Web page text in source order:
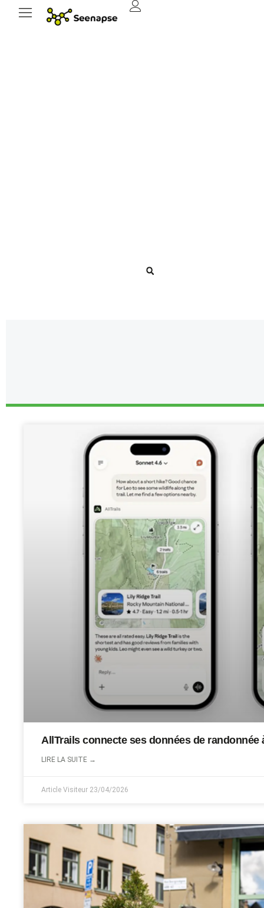
AllTrails connecte ses données de randonnée
LIRE LA SUITE →
Article Visiteur 23/04/2026